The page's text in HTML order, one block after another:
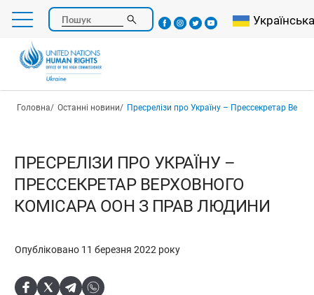
Перейти
основного
Пошук Select your
Українська
Рядок навіґації
Головна Останні новини Пресрелізи про Україну – Прессекретар Верховного
ПРЕСРЕЛІЗИ ПРО УКРАЇНУ –
ПРЕССЕКРЕТАР ВЕРХОВНОГО
КОМІСАРА ООН З ПРАВ ЛЮДИНИ
Опубліковано 11 березня 2022 року